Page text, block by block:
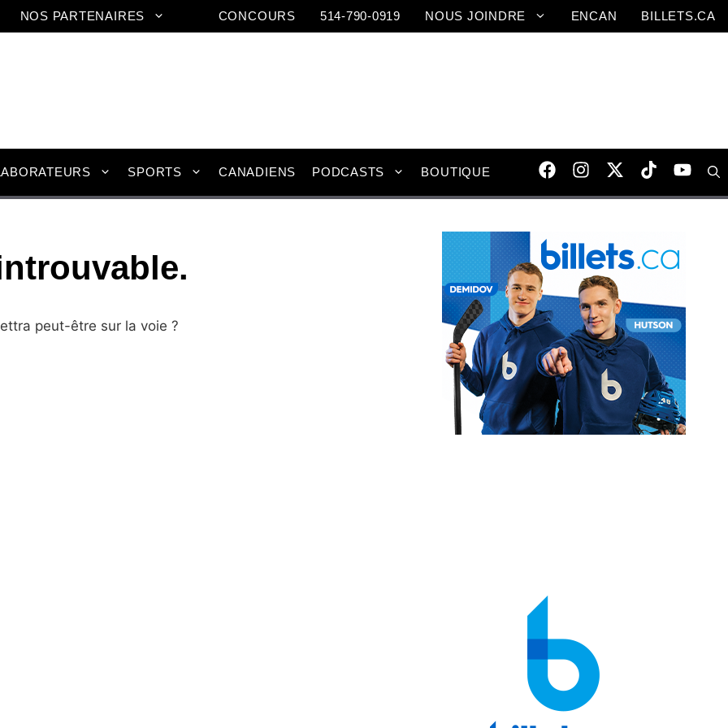
NOS PARTENAIRES CONCOURS 514-790-0919 NOUS JOINDRE ENCAN BILLETS.CA
SPORTS CANADIENS PODCASTS BOUTIQUE
peut-être sur la voie ?